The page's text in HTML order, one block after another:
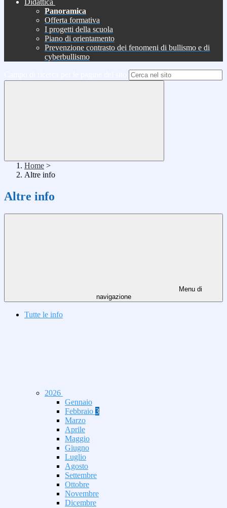
Didattica
Panoramica
Offerta formativa
I progetti della scuola
Piano di orientamento
Prevenzione contrasto dei fenomeni di bullismo e di
cyberbullismo
Home >
Altre info
Altre info
Menu di
navigazione
Tutte le info
2026
Gennaio
Febbraio 3
Marzo
Aprile
Maggio
Giugno
Luglio
Agosto
Settembre
Ottobre
Novembre
Dicembre